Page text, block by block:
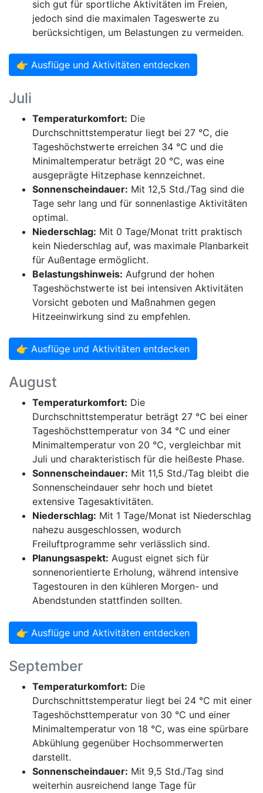
sich gut für sportliche Aktivitäten im Freien,
jedoch sind die maximalen Tageswerte zu
berücksichtigen, um Belastungen zu vermeiden.
👉 Ausflüge und Aktivitäten entdecken
Juli
Temperaturkomfort: Die
Durchschnittstemperatur liegt bei 27 °C, die
Tageshöchstwerte erreichen 34 °C und die
Minimaltemperatur beträgt 20 °C, was eine
ausgeprägte Hitzephase kennzeichnet.
Sonnenscheindauer: Mit 12,5 Std./Tag sind die
Tage sehr lang und für sonnenlastige Aktivitäten
optimal.
Niederschlag: Mit 0 Tage/Monat tritt praktisch
kein Niederschlag auf, was maximale Planbarkeit
für Außentage ermöglicht.
Belastungshinweis: Aufgrund der hohen
Tageshöchstwerte ist bei intensiven Aktivitäten
Vorsicht geboten und Maßnahmen gegen
Hitzeeinwirkung sind zu empfehlen.
👉 Ausflüge und Aktivitäten entdecken
August
Temperaturkomfort: Die
Durchschnittstemperatur beträgt 27 °C bei einer
Tageshöchsttemperatur von 34 °C und einer
Minimaltemperatur von 20 °C, vergleichbar mit
Juli und charakteristisch für die heißeste Phase.
Sonnenscheindauer: Mit 11,5 Std./Tag bleibt die
Sonnenscheindauer sehr hoch und bietet
extensive Tagesaktivitäten.
Niederschlag: Mit 1 Tage/Monat ist Niederschlag
nahezu ausgeschlossen, wodurch
Freiluftprogramme sehr verlässlich sind.
Planungsaspekt: August eignet sich für
sonnenorientierte Erholung, während intensive
Tagestouren in den kühleren Morgen- und
Abendstunden stattfinden sollten.
👉 Ausflüge und Aktivitäten entdecken
September
Temperaturkomfort: Die
Durchschnittstemperatur liegt bei 24 °C mit einer
Tageshöchsttemperatur von 30 °C und einer
Minimaltemperatur von 18 °C, was eine spürbare
Abkühlung gegenüber Hochsommerwerten
darstellt.
Sonnenscheindauer: Mit 9,5 Std./Tag sind
weiterhin ausreichend lange Tage für